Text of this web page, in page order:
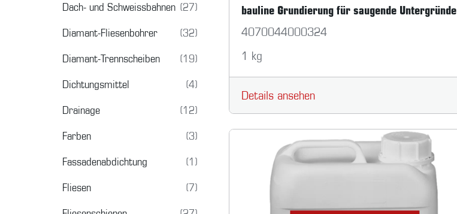
Dach- und Schweissbahnen (27)
Diamant-Fliesenbohrer (32)
Diamant-Trennscheiben (19)
Dichtungsmittel (4)
Drainage (12)
Farben (3)
Fassadenabdichtung (1)
Fliesen (7)
bauline Grundierung für saugende Untergründe
4070044000324
1 kg
Details ansehen